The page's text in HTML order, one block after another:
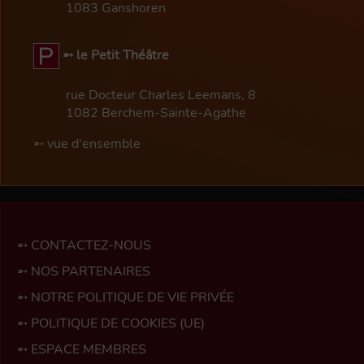
1083 Ganshoren
le Petit Théâtre
rue Docteur Charles Leemans, 8
1082 Berchem-Sainte-Agathe
vue d'ensemble
CONTACTEZ-NOUS
NOS PARTENAIRES
NOTRE POLITIQUE DE VIE PRIVÉE
POLITIQUE DE COOKIES (UE)
ESPACE MEMBRES